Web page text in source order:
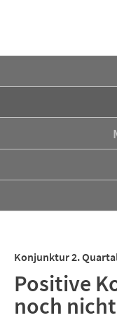
Konjunktur 2.
Positive
noch